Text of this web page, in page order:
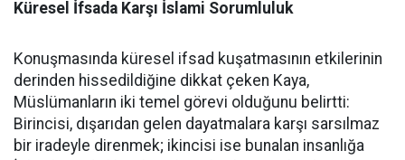
Küresel İfsada Karşı İslami Sorumluluk
Konuşmasında küresel ifsad kuşatmasının etkilerinin
derinden hissedildiğine dikkat çeken Kaya,
Müslümanların iki temel görevi olduğunu belirtti:
Birincisi, dışarıdan gelen dayatmalara karşı sarsılmaz
bir iradeyle direnmek; ikincisi ise bunalan insanlığa